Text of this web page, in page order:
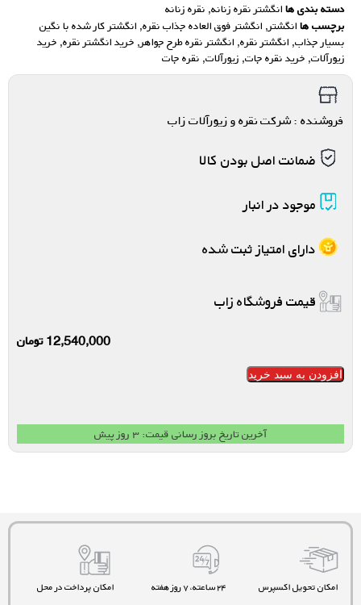
دسته بندی ها انگشتر نقره زنانه, نقره زنانه
برچسب ها انگشتر, انگشتر فوق العاده جذاب نقره, انگشتر کار شده با نگین
بسیار جذاب, انگشتر نقره, انگشتر نقره طرح جواهر, خرید انگشتر نقره, خرید
زیورآلات, خرید نقره جات, زیورآلات, نقره جات
فروشنده : شرکت نقره و زیورآلات زاب
ضمانت اصل بودن کالا
موجود در انبار
دارای امتیاز ثبت شده
قیمت فروشگاه زاب
12,540,000تومان
افزودن به سبد خرید
آخرین تاریخ بروز رسانی قیمت: ۳ روز پیش
امکان تحویل اکسپرس ۲۴ ساعته، ۷ روز هفته امکان پرداخت در محل